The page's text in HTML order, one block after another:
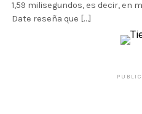
1,59 milisegundos, es decir, en
Date reseña que […]